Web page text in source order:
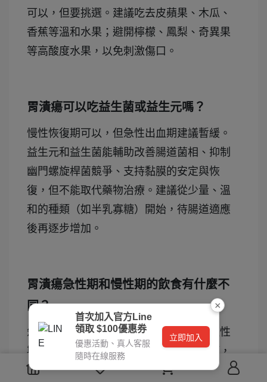
可以，但要挑選。建議吃去皮蘋果、木瓜、
香蕉等溫和水果；避開檸檬、鳳梨、奇異果
等高酸度水果，以免刺激傷口。
胃潰瘍可以吃益生菌或益生元嗎？
慢性恢復期可以，但急性出血期建議暫緩。
益生元和益生菌能輔助改善腸道菌相、抑制
幽門螺旋桿菌競爭、支持黏膜的安定與恢
復，但不能取代藥物治療。建議從少量、溫
和的種類（如半乳寡糖）開始，待腸道適應
後再逐步增加。
胃潰瘍急性期和慢性期的飲食有什麼不
同？
急性期以流質、清粥為主，讓胃休息；慢性
期可逐步恢復白飯、軟爛蔬菜、白肉魚等，
但仍需避免刺激性食物、不能吃太飽，維持
×
首次加入官方Line
領取 $100優惠券
優惠活動、真人客服
隨時在線服務
立即加入